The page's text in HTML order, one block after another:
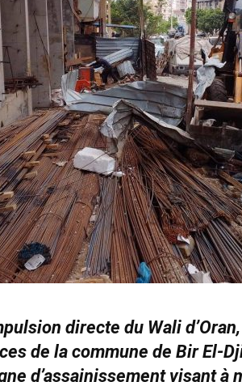
directe du Wali
de la commune de Bir El-
d’assainissement visant à